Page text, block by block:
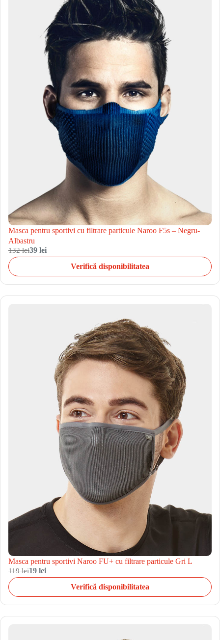
Masca pentru sportivi cu filtrare particule Naroo F5s – Negru-
Albastru
132 lei39 lei
Verifică disponibilitatea
Masca pentru sportivi Naroo FU+ cu filtrare particule Gri L
119 lei19 lei
Verifică disponibilitatea